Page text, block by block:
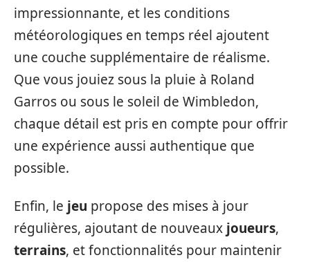
impressionnante, et les conditions
météorologiques en temps réel ajoutent
une couche supplémentaire de réalisme.
Que vous jouiez sous la pluie à Roland
Garros ou sous le soleil de Wimbledon,
chaque détail est pris en compte pour offrir
une expérience aussi authentique que
possible.
Enfin, le jeu propose des mises à jour
régulières, ajoutant de nouveaux joueurs,
terrains, et fonctionnalités pour maintenir